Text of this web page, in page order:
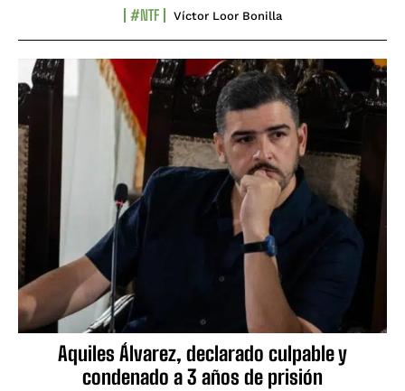
#NTF Víctor Loor Bonilla
Aquiles Álvarez, declarado culpable y
condenado a 3 años de prisión